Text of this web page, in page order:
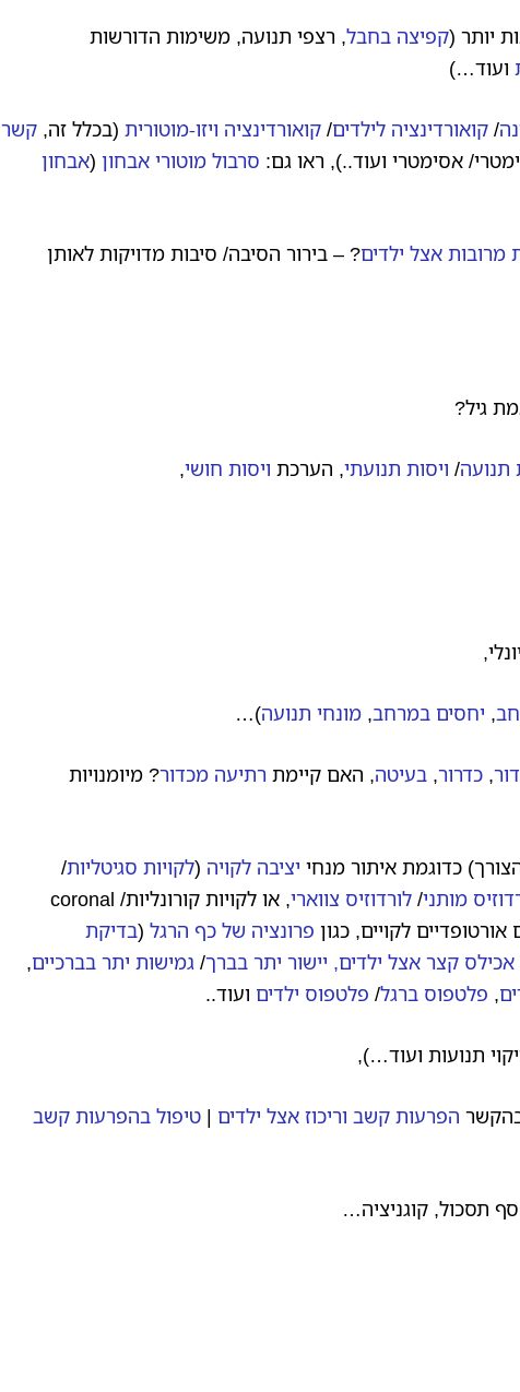
יותר (קפיצה בחבל, רצפי תנועה, משימות הדורשות
ועוד…)
/ קואורדינציה לילדים/ קואורדינציה ויזו-מוטורית (בכלל זה, קשר
אסימטרי ועוד..), ראו גם: סרבול מוטורי אבחון (אבחון
מרובות אצל ילדים? – בירור הסיבה/ סיבות מדויקות לאותן
גיל?
תנועה/ ויסות תנועתי, הערכת ויסות חושי,
, יחסים במרחב, מונחי תנועה)…
, כדרור, בעיטה, האם קיימת רתיעה מכדור? מיומנויות
כדוגמת איתור מנחי יציבה לקויה (לקויות סגיטליות/
מותני/ לורדוזיס צווארי
, או לקויות קורונליות/ coronal
פרונציה של כף הרגל (בדיקת
אכילס קצר אצל ילדים, יישור יתר בברך/ גמישות יתר בברכיים,
, פלטפוס ברגל/ פלטפוס ילדים ועוד..
תנועות ועוד…),
הפרעות קשב וריכוז אצל ילדים | טיפול בהפרעות קשב
תסכול, קוגניציה…